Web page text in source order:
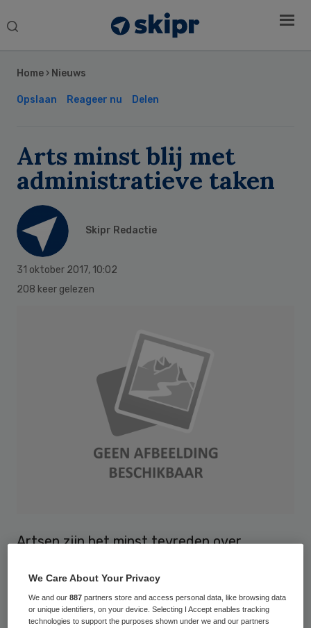
Search
Home › Nieuws
Opslaan Reageer nu Delen
Arts minst blij met
administratieve taken
Skipr Redactie
31 oktober 2017, 10:02
208 keer gelezen
Artsen zijn het minst tevreden over
werk samenhangen, zoals administratieve
lasten, samenwerking met het management
en planning van het werk. Laat deze taken
Sidebar
We Care About Your Privacy
We and our887 partners store and access personal data, like browsing data
or unique identifiers, on your device. Selecting I Accept enables tracking
technologies to support the purposes shown under we and our partners